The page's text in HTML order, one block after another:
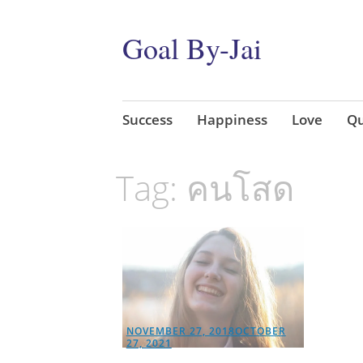
Goal By-Jai
Skip
Success Happiness Love
Tag: คนโสด
NOVEMBER 27, 2018OCTOBER
27, 2021